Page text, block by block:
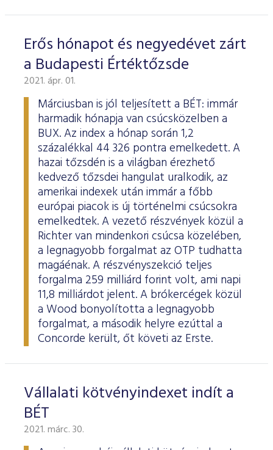
Erős hónapot és negyedévet zárt
a Budapesti Értéktőzsde
2021. ápr. 01.
Márciusban is jól teljesített a BÉT: immár
harmadik hónapja van csúcsközelben a
BUX. Az index a hónap során 1,2
százalékkal 44 326 pontra emelkedett. A
hazai tőzsdén is a világban érezhető
kedvező tőzsdei hangulat uralkodik, az
amerikai indexek után immár a főbb
európai piacok is új történelmi csúcsokra
emelkedtek. A vezető részvények közül a
Richter van mindenkori csúcsa közelében,
a legnagyobb forgalmat az OTP tudhatta
magáénak. A részvényszekció teljes
forgalma 259 milliárd forint volt, ami napi
11,8 milliárdot jelent. A brókercégek közül
a Wood bonyolította a legnagyobb
forgalmat, a második helyre ezúttal a
Concorde került, őt követi az Erste.
Vállalati kötvényindexet indít a
BÉT
2021. márc. 30.